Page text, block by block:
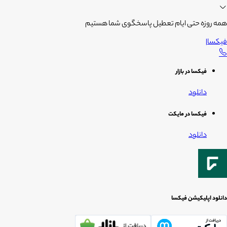
همه روزه حتی ایام تعطیل پاسخگوی شما هستیم
فیکسا|
فیکسا در بازار
دانلود
فیکسا در مایکت
دانلود
دانلود اپلیکیشن فیکسا